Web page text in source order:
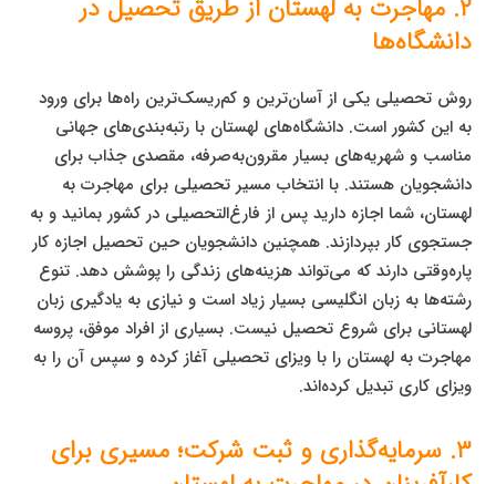
۲. مهاجرت به لهستان از طریق تحصیل در
دانشگاه‌ها
روش تحصیلی یکی از آسان‌ترین و کم‌ریسک‌ترین راه‌ها برای ورود
به این کشور است. دانشگاه‌های لهستان با رتبه‌بندی‌های جهانی
مناسب و شهریه‌های بسیار مقرون‌به‌صرفه، مقصدی جذاب برای
دانشجویان هستند. با انتخاب مسیر تحصیلی برای مهاجرت به
لهستان، شما اجازه دارید پس از فارغ‌التحصیلی در کشور بمانید و به
جستجوی کار بپردازند. همچنین دانشجویان حین تحصیل اجازه کار
پاره‌وقتی دارند که می‌تواند هزینه‌های زندگی را پوشش دهد. تنوع
رشته‌ها به زبان انگلیسی بسیار زیاد است و نیازی به یادگیری زبان
لهستانی برای شروع تحصیل نیست. بسیاری از افراد موفق، پروسه
مهاجرت به لهستان را با ویزای تحصیلی آغاز کرده و سپس آن را به
ویزای کاری تبدیل کرده‌اند.
۳. سرمایه‌گذاری و ثبت شرکت؛ مسیری برای